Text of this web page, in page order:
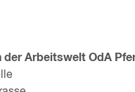
der Arbeitswelt OdA